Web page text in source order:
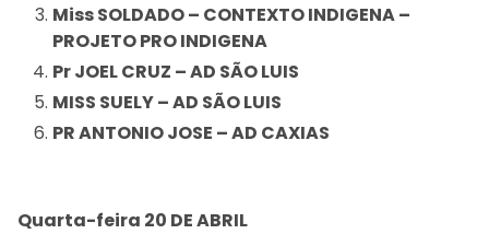
Miss SOLDADO – CONTEXTO INDIGENA –
PROJETO PRO INDIGENA
Pr JOEL CRUZ – AD SÃO LUIS
MISS SUELY – AD SÃO LUIS
PR ANTONIO JOSE – AD CAXIAS
Quarta-feira 20 DE ABRIL